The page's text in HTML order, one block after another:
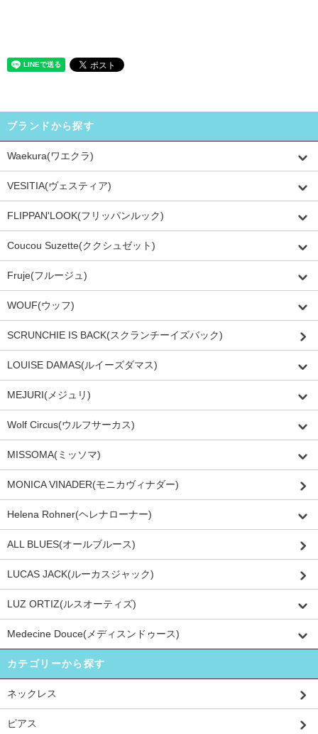
ブランドから探す
Waekura(ワエクラ)
VESITIA(ヴェスティア)
FLIPPAN'LOOK(フリッパンルック)
Coucou Suzette(ククシュゼット)
Fruje(フルージュ)
WOUF(ウッフ)
SCRUNCHIE IS BACK(スクランチーイズバック)
LOUISE DAMAS(ルイーズダマス)
MEJURI(メジュリ)
Wolf Circus(ウルフサーカス)
MISSOMA(ミッソマ)
MONICA VINADER(モニカヴィナダー)
Helena Rohner(ヘレナローナー)
ALL BLUES(オールブルース)
LUCAS JACK(ルーカスジャック)
LUZ ORTIZ(ルスオーティズ)
Medecine Douce(メディスンドゥース)
カテゴリーから探す
ネックレス
ピアス